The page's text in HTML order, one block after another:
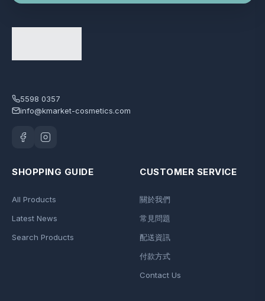
5598 0357
info@kmarket-cosmetics.com
SHOPPING GUIDE
All Products
Latest News
Search Products
CUSTOMER SERVICE
關於我們
常見問題
配送資訊
付款方式
Contact Us